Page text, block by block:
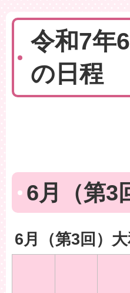
令和7年
の日程
6月（第3
6月（第3回）